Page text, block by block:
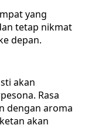
yang
tetap nikmat
depan.
akan
Rasa
dengan aroma
akan